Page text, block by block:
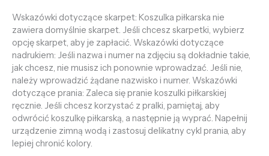
Wskazówki dotyczące skarpet: Koszulka piłkarska nie
zawiera domyślnie skarpet. Jeśli chcesz skarpetki, wybierz
opcję skarpet, aby je zapłacić. Wskazówki dotyczące
nadrukiem: Jeśli nazwa i numer na zdjęciu są dokładnie takie,
jak chcesz, nie musisz ich ponownie wprowadzać. Jeśli nie,
należy wprowadzić żądane nazwisko i numer. Wskazówki
dotyczące prania: Zaleca się pranie koszulki piłkarskiej
ręcznie. Jeśli chcesz korzystać z pralki, pamiętaj, aby
odwrócić koszulkę piłkarską, a następnie ją wyprać. Napełnij
urządzenie zimną wodą i zastosuj delikatny cykl prania, aby
lepiej chronić kolory.